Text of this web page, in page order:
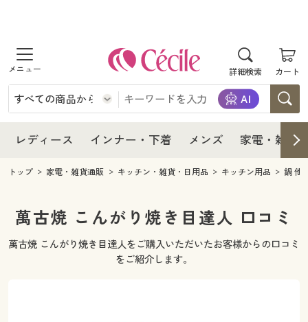
詳細検索 カート
商品を探す
レディース
レディースファッション
女性下着
インナー・下着
インナー・下着通販すべて
女性下着
メンズ下着
メンズ
メンズ通販すべて
メンズファッション
家電・雑貨
家電・雑貨すべて
寝具・インテリア・家具
レディース インナー・下着 メンズ 家電・雑貨
レディース
レディース通販すべて
レディースファッション
インナー・下着
インナー・下着通販すべて
ジュニア・ティーンズ下着
メンズ
メンズ下着
家電
寝具・インテリア・家具通販すべて
美容・健康
トップ 家電・雑貨通販 キッチン・雑貨・日用品 キッチン用品 鍋 他
萬古焼 こんがり焼き目達人 口コミ
萬古焼 こんがり焼き目達人をご購入いただいたお客様からの口コミ
をご紹介します。